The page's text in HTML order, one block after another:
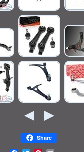
Share